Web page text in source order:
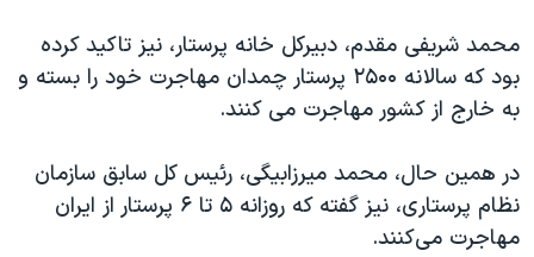
محمد شریفی مقدم، دبیرکل خانه پرستار، نیز تاکید کرده
بود که سالانه ۲۵۰۰ پرستار چمدان مهاجرت خود را بسته و
به خارج از کشور مهاجرت می کنند.
در همین حال، محمد میرزابیگی، رئیس کل سابق سازمان
نظام پرستاری، نیز گفته که روزانه ۵ تا ۶ پرستار از ایران
مهاجرت می‌کنند.